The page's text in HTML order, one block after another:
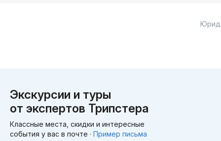
Экскурсии и туры
от экспертов Трипстера
Классные места, скидки и интересные
события у вас в почте · Пример письма